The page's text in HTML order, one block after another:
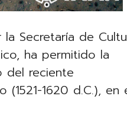
Secretaría de
ha permitido la
del reciente
1620 d.C.), en